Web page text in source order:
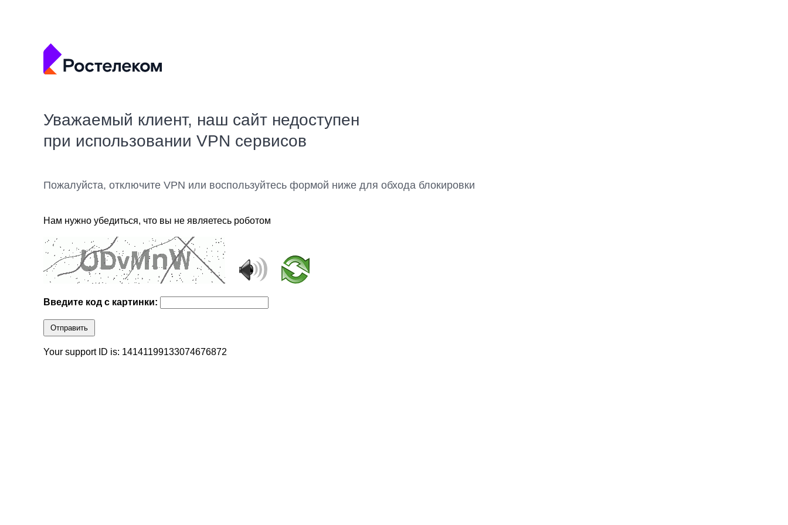
Уважаемый клиент, наш сайт недоступен
при использовании VPN сервисов
Пожалуйста, отключите VPN или воспользуйтесь формой ниже для обхода блокировки
Нам нужно убедиться, что вы не являетесь роботом
Введите код с картинки:
Отправить
Your support ID is: 14141199133074676872